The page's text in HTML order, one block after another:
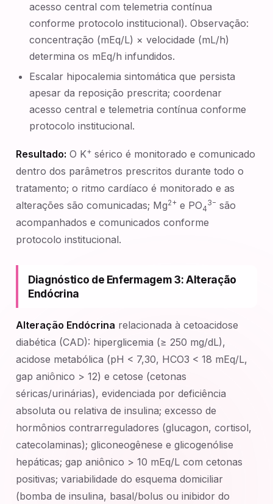
acesso central com telemetria contínua
conforme protocolo institucional). Observação:
concentração (mEq/L) × velocidade (mL/h)
determina os mEq/h infundidos.
Escalar hipocalemia sintomática que persista
apesar da reposição prescrita; coordenar
acesso central e telemetria contínua conforme
protocolo institucional.
Resultado: O K+ sérico é monitorado e comunicado
dentro dos parâmetros prescritos durante todo o
tratamento; o ritmo cardíaco é monitorado e as
alterações são comunicadas; Mg2+ e PO4
3− são
acompanhados e comunicados conforme
protocolo institucional.
Diagnóstico de Enfermagem 3: Alteração
Endócrina
Alteração Endócrina relacionada à cetoacidose
diabética (CAD): hiperglicemia (≥ 250 mg/dL),
acidose metabólica (pH < 7,30, HCO3 < 18 mEq/L,
gap aniônico > 12) e cetose (cetonas
séricas/urinárias), evidenciada por deficiência
absoluta ou relativa de insulina; excesso de
hormônios contrarreguladores (glucagon, cortisol,
catecolaminas); gliconeogênese e glicogenólise
hepáticas; gap aniônico > 10 mEq/L com cetonas
positivas; variabilidade do esquema domiciliar
(bomba de insulina, basal/bolus ou inibidor do